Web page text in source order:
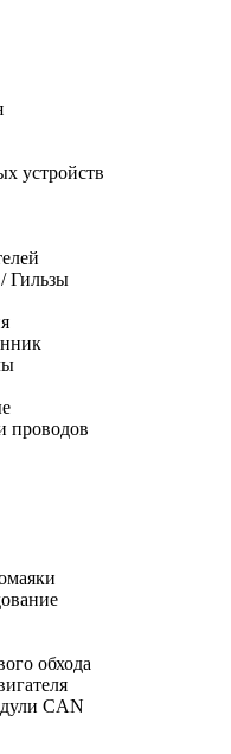
устройств
Гильзы
проводов
обхода
CAN